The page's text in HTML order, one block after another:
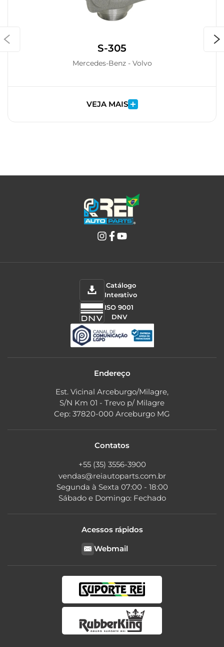
S-305
Mercedes-Benz - Volvo
VEJA MAIS
Catálogo
Interativo
ISO 9001
DNV
Endereço
Est. Vicinal Arceburgo/Milagre,
S/N Km 01 - Trevo p/ Milagre
Cep: 37820-000 Arceburgo MG
Contatos
+55 (35) 3556-3900
vendas@reiautoparts.com.br
Segunda à Sexta 07:00 - 18:00
Sábado e Domingo: Fechado
Acessos rápidos
Webmail